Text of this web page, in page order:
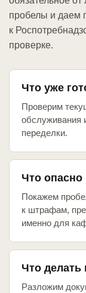
пробелы и даем
к
проверке.
Что уже
Проверим
обслуживания
переделки.
Что опасно
Покажем
к штрафам,
именно для
Что
Разложим